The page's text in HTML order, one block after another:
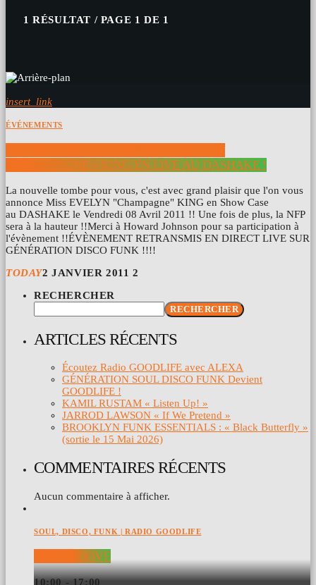
1 RÉSULTAT / PAGE 1 DE 1
insert_link
ÉVÉNEMENTS
THE NEW FUNKY PARTY AVEC EVELYN
« CHAMPAGNE » KING EN LIVE AU DASHAKE !
La nouvelle tombe pour vous, c'est avec grand plaisir que l'on vous
annonce Miss EVELYN "Champagne" KING en Show Case
au DASHAKE le Vendredi 08 Avril 2011 !! Une fois de plus, la NFP
sera à la hauteur !!Merci à Howard Johnson pour sa participation à
l'évènement !!ÉVÈNEMENT RETRANSMIS EN DIRECT LIVE SUR
GÉNÉRATION DISCO FUNK !!!!
TODAY2 JANVIER 2011 2
RECHERCHER
RECHERCHER
ARTICLES RÉCENTS
Écoutez Radio GOODLIFE avec ALEXA
GÉNÉRATION SOUL DISCO FUNK Devient
GOODLIFE !
KAMIL RUSTAM « Listen Up! »
JARROD LAWSON « If We Pretend »
BROOKLYN FUNK ESSENTIALS : « Black Butterfly »
(sortie le 15 Mai 2026)
COMMENTAIRES RÉCENTS
Aucun commentaire à afficher.
SOUL, DISCO, FUNK | RADIO GOODLIFE
DAY GROOVE
10:00 - 17:00